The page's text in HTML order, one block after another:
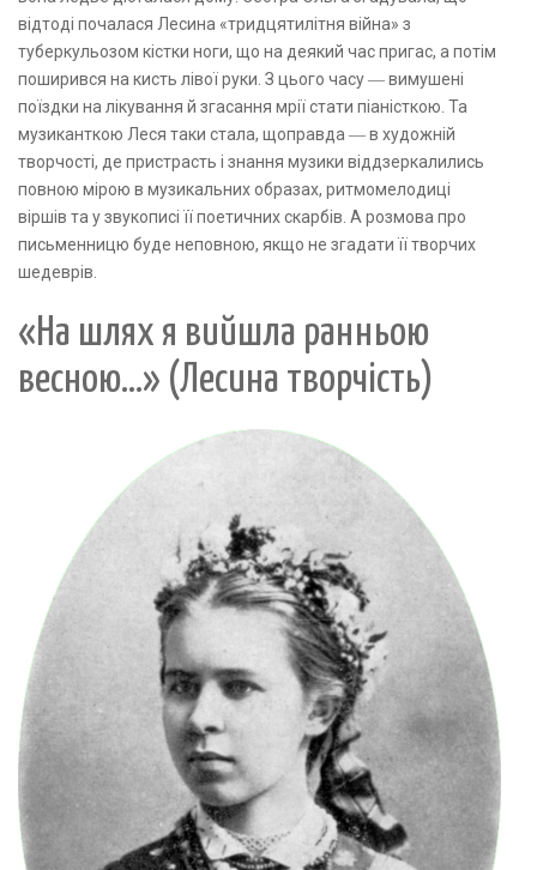
відтоді почалася Лесина «тридцятилітня війна» з
туберкульозом кістки ноги, що на деякий час пригас, а потім
поширився на кисть лівої руки. З цього часу ― вимушені
поїздки на лікування й згасання мрії стати піаністкою. Та
музиканткою Леся таки стала, щоправда ― в художній
творчості, де пристрасть і знання музики віддзеркалились
повною мірою в музикальних образах, ритмомелодиці
віршів та у звукописі її поетичних скарбів. А розмова про
письменницю буде неповною, якщо не згадати її творчих
шедеврів.
«На шлях я вийшла ранньою
весною...» (Лесина творчість)